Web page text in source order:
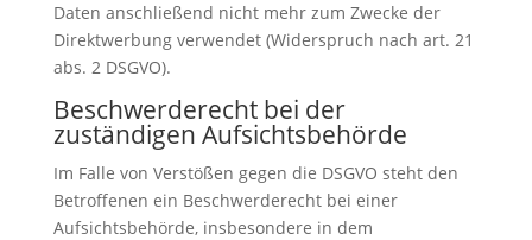
Daten anschließend nicht mehr zum Zwecke der
Direktwerbung verwendet (Widerspruch nach art. 21
abs. 2 DSGVO).
Beschwerde­recht bei der
zuständigen Aufsichts­behörde
Im Falle von Verstößen gegen die DSGVO steht den
Betroffenen ein Beschwerderecht bei einer
Aufsichtsbehörde, insbesondere in dem